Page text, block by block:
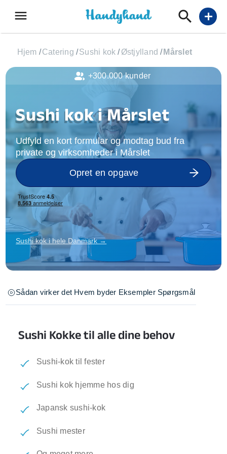
menu add
Hjem /Catering /Sushi kok / Østjylland / Mårslet
Sushi kok i Mårslet
Udfyld en kort formular og modtag bud fra
private og virksomheder i Mårslet
Opret en opgave
Sushi kok i hele Danmark →
Sådan virker det Hvem byder Eksempler Spørgsmål
Sushi Kokke til alle dine behov
Sushi-kok til fester
Sushi kok hjemme hos dig
Japansk sushi-kok
Sushi mester
+300.000 kunder